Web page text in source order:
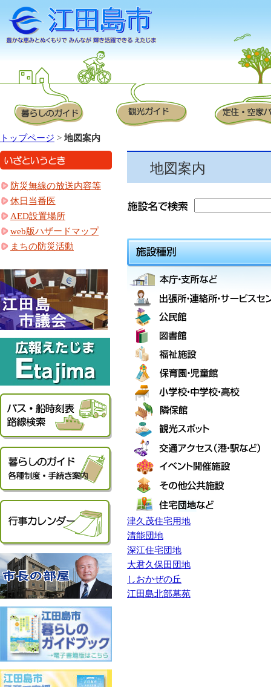
トップページ > 地図案内
地図案内
津久茂住宅用地
清能団地
深江住宅団地
大君久保田団地
しおかぜの丘
江田島北部墓苑
防災無線の放送内容等
休日当番医
AED設置場所
web版ハザードマップ
まちの防災活動